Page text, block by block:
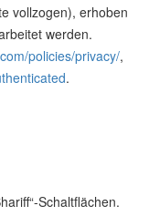
vollzogen), erhoben
werden.
policies/privacy/,
.
Schaltflächen.